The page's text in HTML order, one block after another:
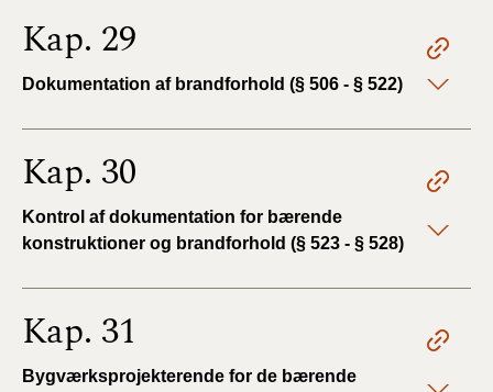
Kap. 29
Dokumentation af brandforhold (§ 506 - § 522)
Kap. 30
Kontrol af dokumentation for bærende
konstruktioner og brandforhold (§ 523 - § 528)
Kap. 31
Bygværksprojekterende for de bærende